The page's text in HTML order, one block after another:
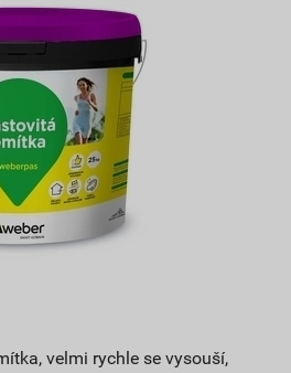
velmi rychle se vysouší,